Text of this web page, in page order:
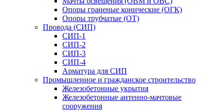
Опоры граненые конические (ОГК)
Опоры трубчатые (ОТ)
Провода (СИП)
СИП-1
СИП-2
СИП-3
СИП-4
Арматура для СИП
Промышленное и гражданское строительство
Железобетонные укрытия
Железобетонные антенно-мачтовые
сооружения